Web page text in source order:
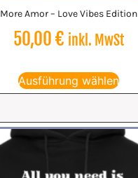
More Amor – Love Vibes Edition
50,00€ inkl. MwSt
Ausführung wählen